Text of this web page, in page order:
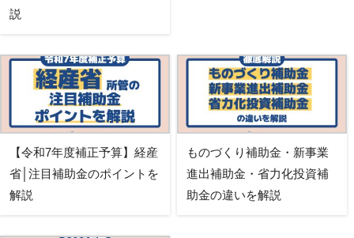
説
【令和7年度補正予算】経産
省│注目補助金のポイントを
解説
ものづくり補助金・新事業
進出補助金・省力化投資補
助金の違いを解説